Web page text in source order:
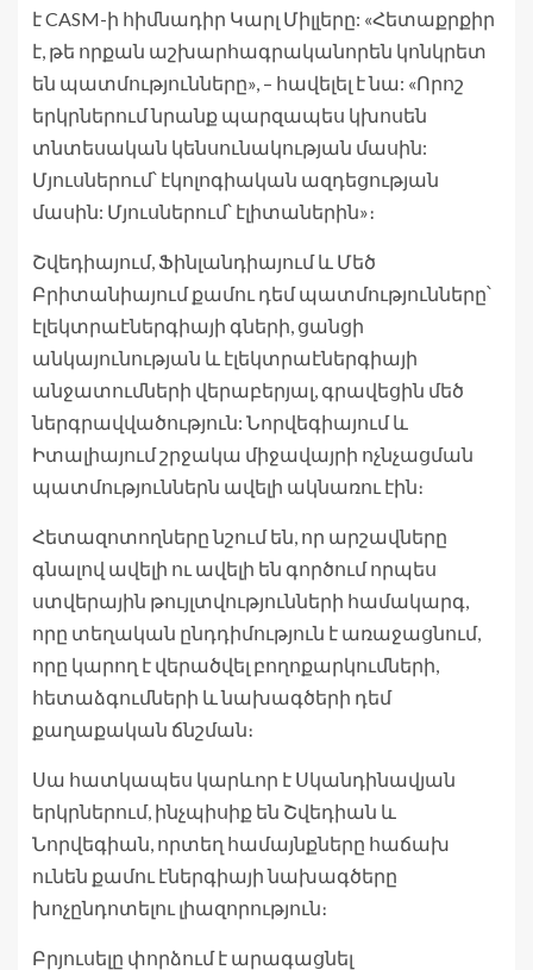
է CASM-ի հիմնադիր Կարլ Միլլերը: «Հետաքրքիր
է, թե որքան աշխարհագրականորեն կոնկրետ
են պատմությունները», – հավելել է նա: «Որոշ
երկրներում նրանք պարզապես կխոսեն
տնտեսական կենսունակության մասին:
Մյուսներում՝ էկոլոգիական ազդեցության
մասին: Մյուսներում՝ էլիտաներին»։
Շվեդիայում, Ֆինլանդիայում և Մեծ
Բրիտանիայում քամու դեմ պատմությունները՝
էլեկտրաէներգիայի գների, ցանցի
անկայունության և էլեկտրաէներգիայի
անջատումների վերաբերյալ, գրավեցին մեծ
ներգրավվածություն: Նորվեգիայում և
Իտալիայում շրջակա միջավայրի ոչնչացման
պատմություններն ավելի ակնառու էին։
Հետազոտողները նշում են, որ արշավները
գնալով ավելի ու ավելի են գործում որպես
ստվերային թույլտվությունների համակարգ,
որը տեղական ընդդիմություն է առաջացնում,
որը կարող է վերածվել բողոքարկումների,
հետաձգումների և նախագծերի դեմ
քաղաքական ճնշման։
Սա հատկապես կարևոր է Սկանդինավյան
երկրներում, ինչպիսիք են Շվեդիան և
Նորվեգիան, որտեղ համայնքները հաճախ
ունեն քամու էներգիայի նախագծերը
խոչընդոտելու լիազորություն։
Բրյուսելը փորձում է արագացնել